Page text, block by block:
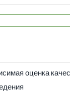
оценка